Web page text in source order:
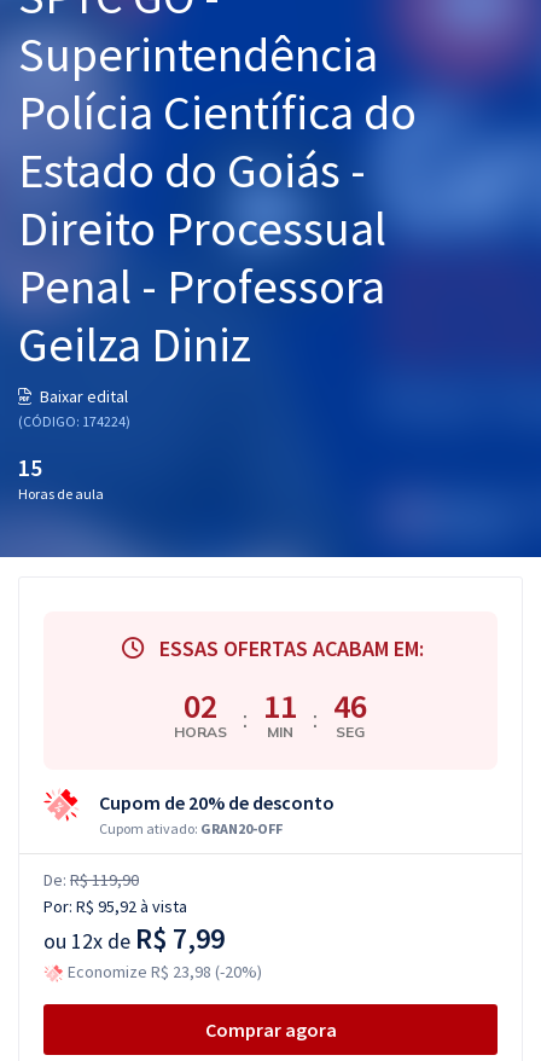
Graduação
Mentorias
Questões grátis
Conteúdo gratuito
Blog
Aprovados
Atendimento
Superintendência
Polícia Científica do
Estado do Goiás -
Direito Processual
Penal - Professora
Geilza Diniz
Baixar edital
(CÓDIGO: 174224)
15
Horas de aula
ESSAS OFERTAS ACABAM EM:
02
HORAS : 11
MIN : 45
SEG
Cupom de 20% de desconto
Cupom ativado: GRAN20-OFF
De: R$ 119,90
Por: R$ 95,92à vista
ou 12x de R$ 7,99
Economize R$ 23,98 (-20%)
Comprar agora